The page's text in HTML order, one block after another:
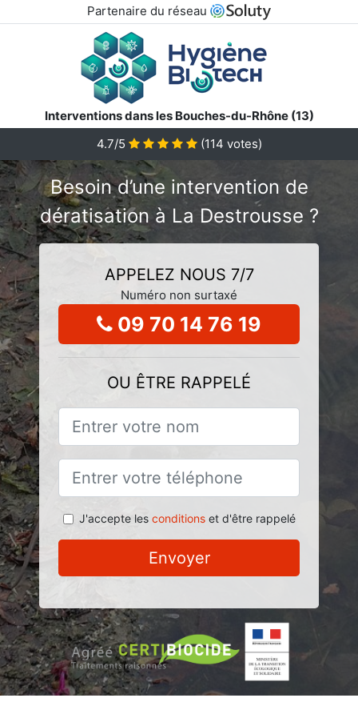
Partenaire du réseau
Interventions dans les Bouches-du-Rhône (13)
4.7/5
(114 votes)
Besoin d’une intervention de
dératisation à La Destrousse ?
APPELEZ NOUS 7/7
Numéro non surtaxé
09 70 14 76 19
OU ÊTRE RAPPELÉ
J'accepte les conditionset d'être rappelé
Envoyer